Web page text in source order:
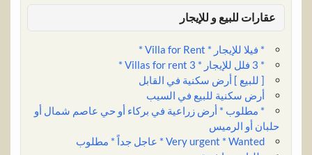
عقارات للبيع و للإيجار
* فيلا للإيجار * Villa for Rent *
* 3 فلل للإيجار * 3 Villas for rent *
[ للبيع ] أرض سكنية في القابل
أرض سكنية للبيع في السيب
* مطلوب * أرض زراعية في بركاء أو حي عاصم شمال أو
حلبان أو الرميس
Very urgent * Wanted * عاجل جداً * مطلوب